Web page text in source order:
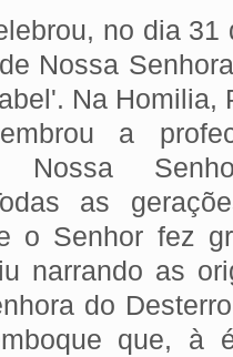
no dia 31
Nossa
Na Homilia,
a
Nossa
as
o Senhor fez
narrando as
do
que, à